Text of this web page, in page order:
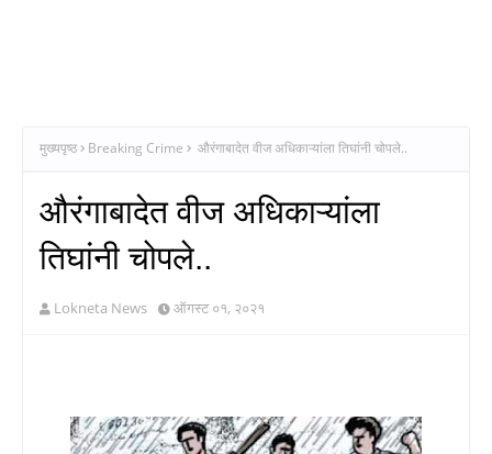
मुख्यपृष्ठ Breaking Crime औरंगाबादेत वीज अधिकाऱ्यांला तिघांनी चोपले..
औरंगाबादेत वीज अधिकाऱ्यांला
तिघांनी चोपले..
Lokneta News ऑगस्ट ०१, २०२१